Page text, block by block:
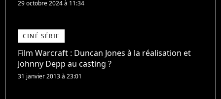
29 octobre 2024 à 11:34
CINÉ SÉRIE
Film Warcraft : Duncan Jones à la réalisation et
Johnny Depp au casting ?
31 janvier 2013 à 23:01